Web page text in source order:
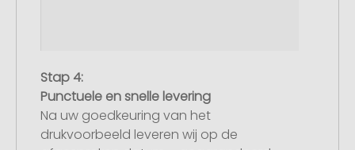
Stap 4:
Punctuele en snelle levering
Na uw goedkeuring van het
drukvoorbeeld leveren wij op de